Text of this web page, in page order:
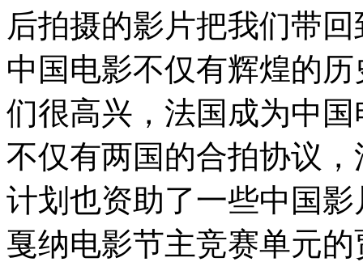
后拍摄的影片把我们带
中国电影不仅有辉煌的
们很高兴，法国成为中
不仅有两国的合拍协议
计划也资助了一些中国
戛纳电影节主竞赛单元